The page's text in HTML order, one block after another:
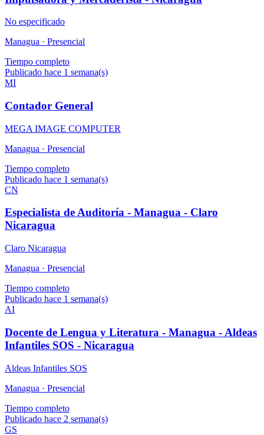
No especificado
Managua · Presencial
Tiempo completo
Publicado hace 1 semana(s)
MI
Contador General
MEGA IMAGE COMPUTER
Managua · Presencial
Tiempo completo
Publicado hace 1 semana(s)
CN
Especialista de Auditoría - Managua - Claro
Nicaragua
Claro Nicaragua
Managua · Presencial
Tiempo completo
Publicado hace 1 semana(s)
AI
Docente de Lengua y Literatura - Managua - Aldeas
Infantiles SOS - Nicaragua
Aldeas Infantiles SOS
Managua · Presencial
Tiempo completo
Publicado hace 2 semana(s)
GS